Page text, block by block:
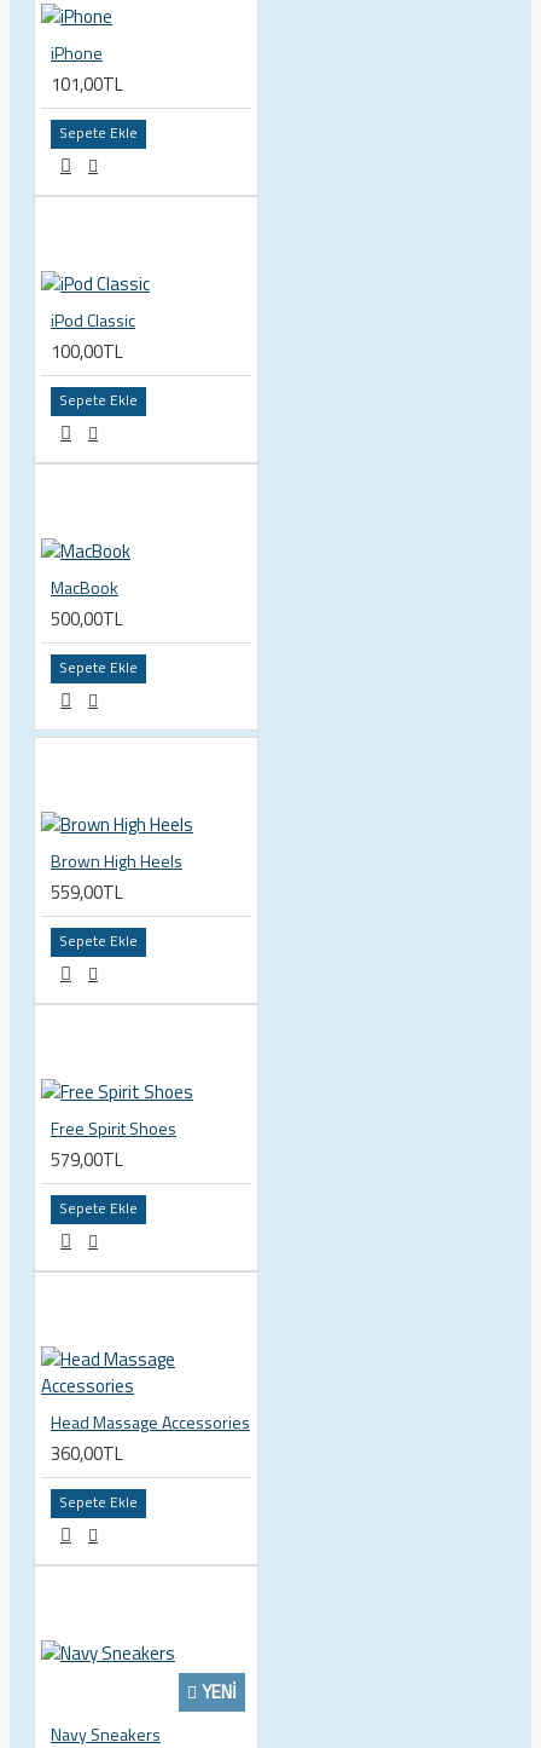
iPhone
101,00TL
Sepete Ekle
iPod Classic
100,00TL
Sepete Ekle
MacBook
500,00TL
Sepete Ekle
Brown High Heels
559,00TL
Sepete Ekle
Free Spirit Shoes
579,00TL
Sepete Ekle
Head Massage Accessories
360,00TL
Sepete Ekle
YENI
Navy Sneakers